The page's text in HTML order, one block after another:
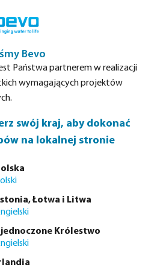
potrzebne do kompletnego
produkty Hunter
Bevo
Państwa partnerem w realizacji
wymagających projektów
swój kraj, aby dokonać
na lokalnej stronie
Łotwa i Litwa
Królestwo